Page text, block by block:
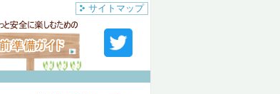
サイトマップ